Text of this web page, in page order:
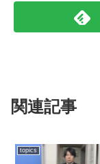
関連記事
topics